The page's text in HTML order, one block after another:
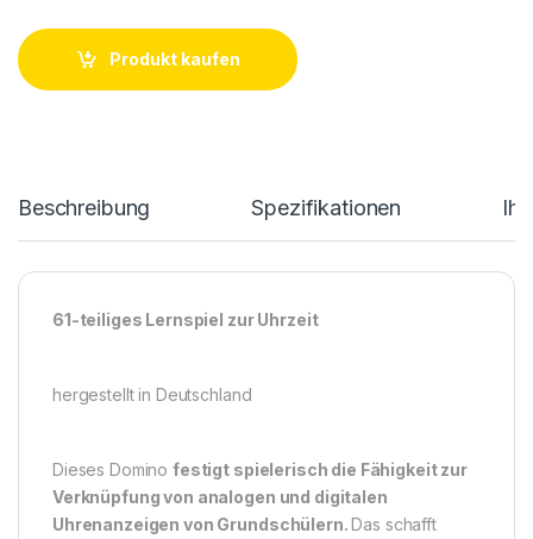
Produkt kaufen
Beschreibung Spezifikationen
61-teiliges Lernspiel zur Uhrzeit
hergestellt in Deutschland
Dieses Dominofestigt spielerisch die Fähigkeit zur
Verknüpfung von analogen und digitalen
Uhrenanzeigen von Grundschülern.Das schafft